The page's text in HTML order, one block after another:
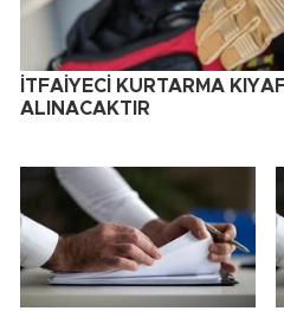
İTFAİYECİ KURTARMA
ALINACAKTIR